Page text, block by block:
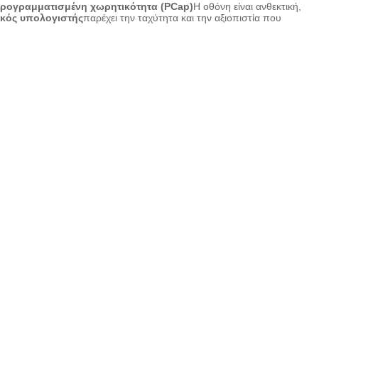
χωρητικότητα (PCap)Η οθόνη είναι ανθεκτική,
υπολογιστήςπαρέχει την ταχύτητα και την αξιοπιστία που